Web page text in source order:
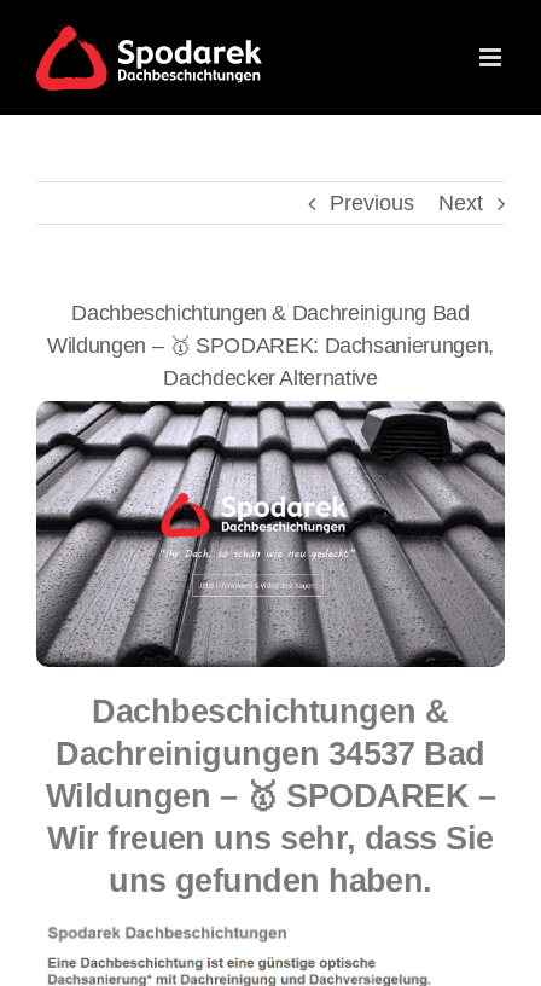
content
Previous Next
Dachbeschichtungen & Dachreinigung Bad
Wildungen – 🥇 SPODAREK: Dachsanierungen,
Dachdecker Alternative
Dachbeschichtungen &
Dachreinigungen 34537 Bad
Wildungen – 🥇 SPODAREK –
Wir freuen uns sehr, dass Sie
uns gefunden haben.